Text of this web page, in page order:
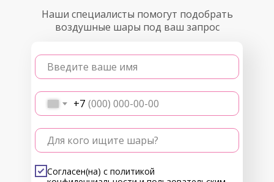
Наши специалисты помогут подобрать
воздушные шары под ваш запрос
Введите ваше имя
+7
Для кого ищите шары?
Согласен(на) с политикой